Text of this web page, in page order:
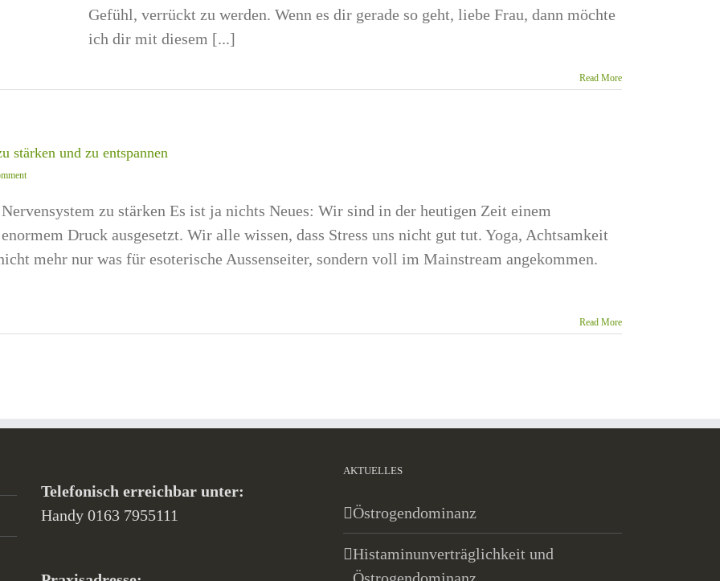
Gefühl, verrückt zu werden. Wenn es dir gerade so geht, liebe Frau, dann möchte
ich dir mit diesem [...]
Read More
stärken und zu entspannen
zu stärken Es ist ja nichts Neues: Wir sind in der heutigen Zeit einem
Druck ausgesetzt. Wir alle wissen, dass Stress uns nicht gut tut. Yoga, Achtsamkeit
mehr nur was für esoterische Aussenseiter, sondern voll im Mainstream angekommen.
Read More
Telefonisch erreichbar unter:
Handy 0163 7955111
AKTUELLES
Östrogendominanz
Histaminunverträglichkeit und